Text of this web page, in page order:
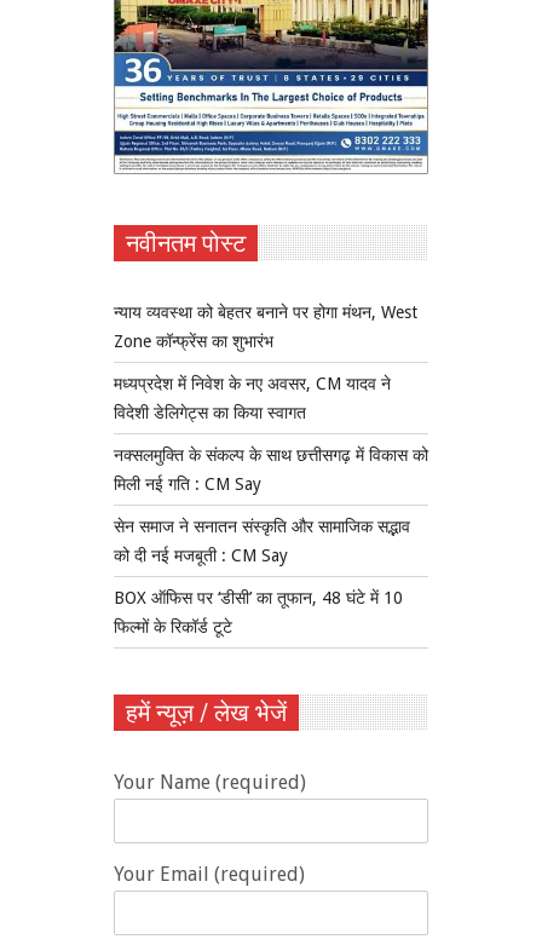
नवीनतम पोस्ट
न्याय व्यवस्था को बेहतर बनाने पर होगा मंथन, West
Zone कॉन्फ्रेंस का शुभारंभ
मध्यप्रदेश में निवेश के नए अवसर, CM यादव ने
विदेशी डेलिगेट्स का किया स्वागत
नक्सलमुक्ति के संकल्प के साथ छत्तीसगढ़ में विकास को
मिली नई गति : CM Say
सेन समाज ने सनातन संस्कृति और सामाजिक सद्भाव
को दी नई मजबूती : CM Say
BOX ऑफिस पर ‘डीसी’ का तूफान, 48 घंटे में 10
फिल्मों के रिकॉर्ड टूटे
हमें न्यूज़ / लेख भेजें
Your Name (required)
Your Email (required)